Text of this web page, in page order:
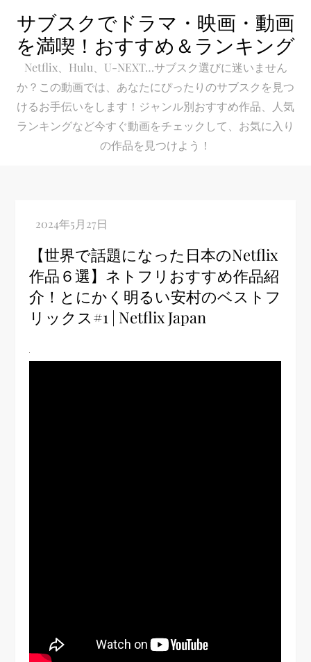
content
サブスクでドラマ・映画・動画
を満喫！おすすめ＆ランキング
Netflix、Hulu、U-NEXT…サブスク選びに迷いません
か？この動画では、あなたにぴったりのサブスクを見つ
けるお手伝いをします！ジャンル別おすすめ作品、人気
ランキングなど今すぐ動画をチェックして、お気に入り
の作品を見つけよう！
【世界で話題になった日本のNetflix
作品６選】ネトフリおすすめ作品紹
介！とにかく明るい安村のベストフ
リックス#1 | Netflix Japan